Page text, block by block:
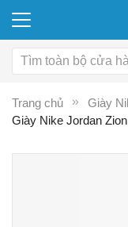
Trang chủ Giày
Giày Nike Jordan